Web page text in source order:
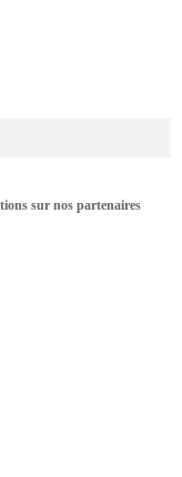
sur nos partenaires